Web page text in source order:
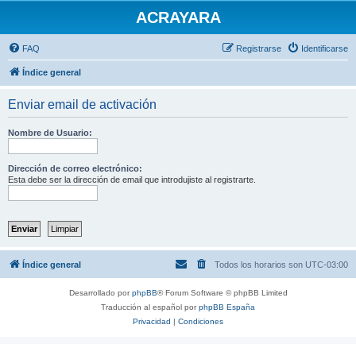
ACRAYARA
FAQ Identificarse
Registrarse
Índice general
Enviar email de activación
Nombre de Usuario:
Dirección de correo electrónico:
Esta debe ser la dirección de email que introdujiste al registrarte.
Índice general Todos los horarios son UTC-03:00
Desarrollado porphpBB® Forum Software © phpBB Limited
Traducción al español porphpBB España
Privacidad | Condiciones